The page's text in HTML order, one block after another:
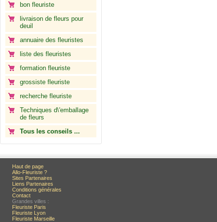
bon fleuriste
livraison de fleurs pour
deuil
annuaire des fleuristes
liste des fleuristes
formation fleuriste
grossiste fleuriste
recherche fleuriste
Techniques d\'emballage
de fleurs
Tous les conseils ...
Haut de page
Allo-Fleuriste ?
Sites Partenaires
Liens Partenaires
Conditions générales
Contact
Grandes villes :
Fleuriste Paris
Fleuriste Lyon
Fleuriste Marseille